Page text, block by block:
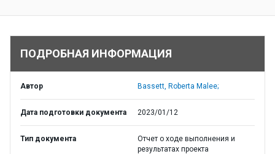
ПОДРОБНАЯ ИНФОРМАЦИЯ
Автор Bassett, Roberta Malee;
Дата подготовки документа 2023/01/12
Тип документа
Отчет о ходе выполнения и
результатах проекта